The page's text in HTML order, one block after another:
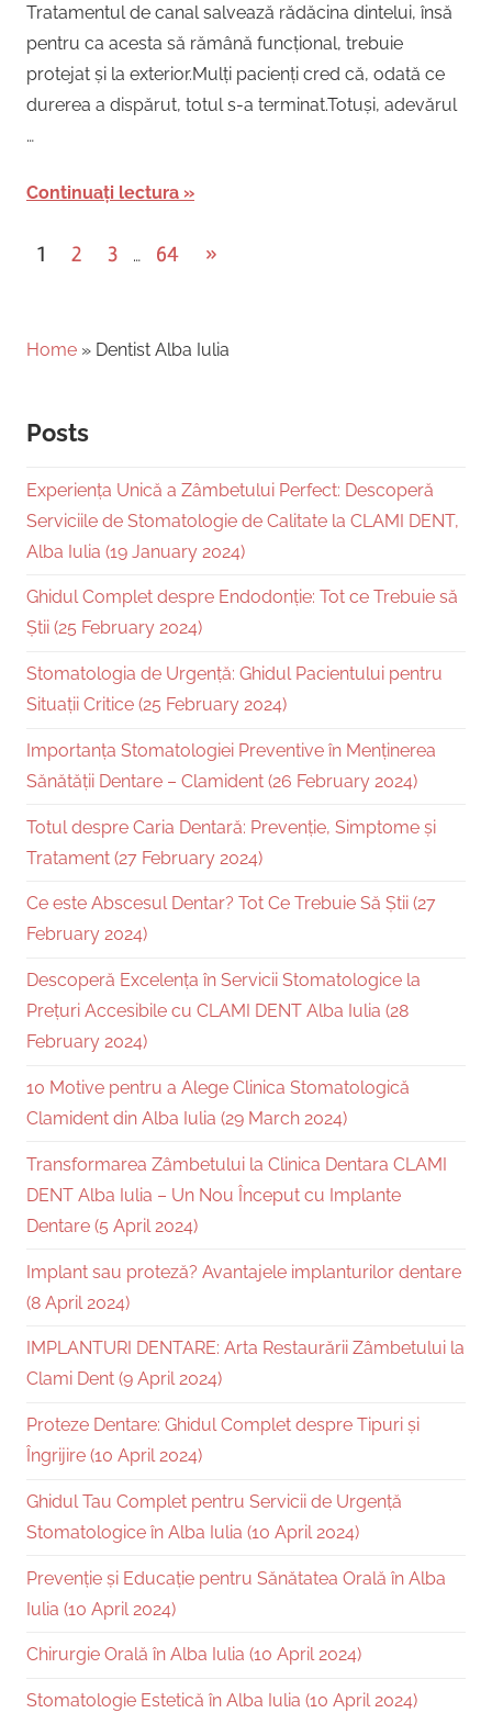
Tratamentul de canal salvează rădăcina dintelui, însă
pentru ca acesta să rămână funcțional, trebuie
protejat și la exterior.Mulți pacienți cred că, odată ce
durerea a dispărut, totul s-a terminat.Totuși, adevărul
…
Continuați lectura
Posts
1 2 3 … 64
Next
»
Home » Dentist Alba Iulia
Posts
Experiența Unică a Zâmbetului Perfect: Descoperă
Serviciile de Stomatologie de Calitate la CLAMI DENT,
Alba Iulia (19 January 2024)
Ghidul Complet despre Endodonție: Tot ce Trebuie să
Știi (25 February 2024)
Stomatologia de Urgență: Ghidul Pacientului pentru
Situații Critice (25 February 2024)
Importanța Stomatologiei Preventive în Menținerea
Sănătății Dentare – Clamident (26 February 2024)
Totul despre Caria Dentară: Prevenție, Simptome și
Tratament (27 February 2024)
Ce este Abscesul Dentar? Tot Ce Trebuie Să Știi (27
February 2024)
Descoperă Excelența în Servicii Stomatologice la
Prețuri Accesibile cu CLAMI DENT Alba Iulia (28
February 2024)
10 Motive pentru a Alege Clinica Stomatologică
Clamident din Alba Iulia (29 March 2024)
Transformarea Zâmbetului la Clinica Dentara CLAMI
DENT Alba Iulia – Un Nou Început cu Implante
Dentare (5 April 2024)
Implant sau proteză? Avantajele implanturilor dentare
(8 April 2024)
IMPLANTURI DENTARE: Arta Restaurării Zâmbetului la
Clami Dent (9 April 2024)
Proteze Dentare: Ghidul Complet despre Tipuri și
Îngrijire (10 April 2024)
Ghidul Tau Complet pentru Servicii de Urgență
Stomatologice în Alba Iulia (10 April 2024)
Prevenție și Educație pentru Sănătatea Orală în Alba
Iulia (10 April 2024)
Chirurgie Orală în Alba Iulia (10 April 2024)
Stomatologie Estetică în Alba Iulia (10 April 2024)